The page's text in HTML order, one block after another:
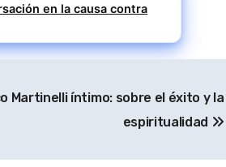
en la causa contra
Martinelli íntimo: sobre el éxito y la
espiritualidad